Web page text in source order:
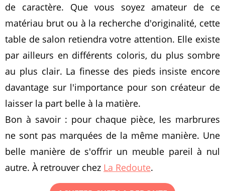
de caractère. Que vous soyez amateur de ce
matériau brut ou à la recherche d'originalité, cette
table de salon retiendra votre attention. Elle existe
par ailleurs en différents coloris, du plus sombre
au plus clair. La finesse des pieds insiste encore
davantage sur l'importance pour son créateur de
laisser la part belle à la matière.
Bon à savoir : pour chaque pièce, les marbrures
ne sont pas marquées de la même manière. Une
belle manière de s'offrir un meuble pareil à nul
autre. À retrouver chez La Redoute.